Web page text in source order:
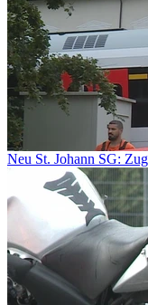
Neu St. Johann SG: